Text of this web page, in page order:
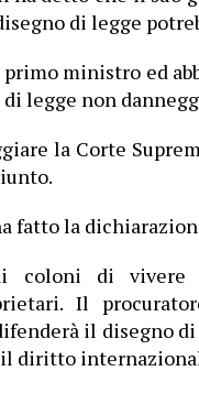
di legge
ministro ed
legge non
la Corte
fatto la
coloni di vivere
Il
il disegno
il diritto